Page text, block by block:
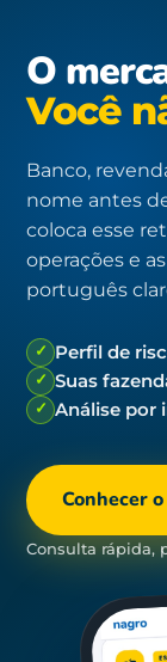
O
Você
Banco,
nome antes
coloca esse
operações e
português
✓ Perfil de
✓ Suas
✓ Análise por
Conhecer
Consulta rápida,